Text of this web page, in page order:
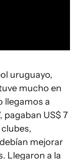
uruguayo,
mucho en
llegamos a
pagaban US$ 7
mejorar
Llegaron a la